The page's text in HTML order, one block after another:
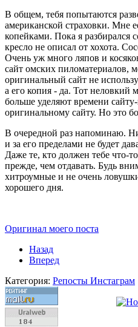
В общем, тебя попытаются
американской страховки. Мне
копейками. Пока я разбирался
кресло не описал от хохота.
Очень уж много ляпов и
сайт омских пиломатериалов,
оригинальный сайт не
а его копия - да. Тот неловкий
больше уделяют времени
оригинальному сайту. Но это
В очередной раз напоминаю.
и за его пределами не будет
Даже те, кто должен тебе что-
прежде, чем отдавать. Будь
хитроумные и не очень
хорошего дня.
Оригинал моего поста
Назад
Вперед
Категория: Репосты Инстаграм